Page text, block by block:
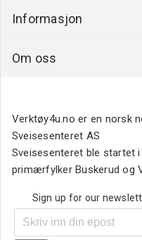
Informasjon
Om oss
Verktøy4u.no er en norsk
Sveisesenteret AS
Sveisesenteret ble startet
primærfylker Buskerud og
Sign up for our